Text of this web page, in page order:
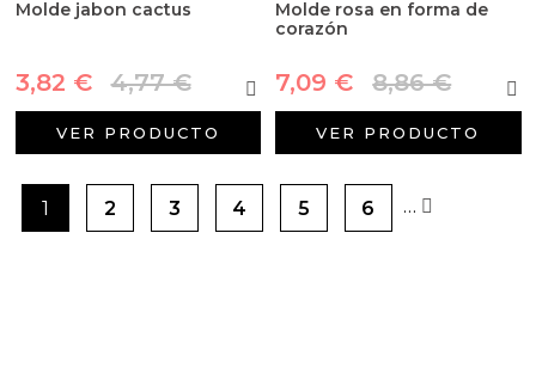
Molde jabon cactus
3,82 € 4,77 €
VER PRODUCTO
Molde rosa en forma de
corazón
7,09 € 8,86 €
VER PRODUCTO
1 2 3 4 5 6 …